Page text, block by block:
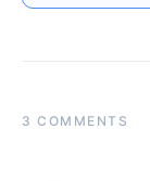
3 COMMENTS